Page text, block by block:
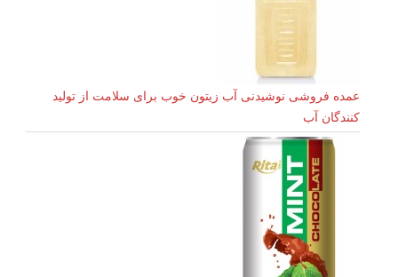
عمده فروشی نوشیدنی آب زیتون خوب برای سلامت از تولید
کنندگان آب